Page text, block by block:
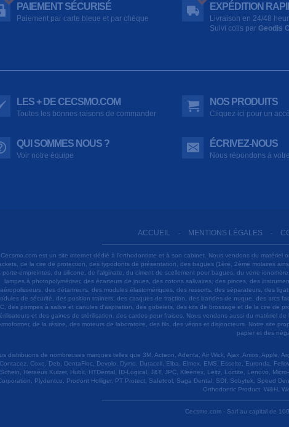
PAIEMENT SÉCURISÉ
Paiement par carte bleue et par chèque
EXPÉDITION
Livraison en 24/48
Suivi colis par Geodis
LES + DE CECSMO.COM
Toutes les bonnes raisons de commander
NOS PRODUITS
Cliquez ici pour un
QUI SOMMES NOUS ?
Voir notre équipe
ÉCRIVEZ-NOUS
Nous répondons à
ACCUEIL - MENTIONS LÉGALES -
Cecsmo.com est un site internet dédié à l'orthodontiste et à son cabinet. Nous vendons du
de la cire de protection, des typodonts de présentation, des bagues (1ère, 2ème molaires
porte-empreintes, du silicone, de l'alginate, du ciment de scellement pour bagues, du verre
lampes à photopolymériser, des écarteurs de joues, des cotons salivaires, des pinces, des
aéropolisseurs, des détartreurs, des modules élastomériques, des ressorts, des séparateurs, des
de sécurité, des position trainers, des casques de traction, des bandes de nuque, des arcs
des pompes à salive et canules d'aspiration, des gobelets, des kits de brossage et de la cire de
et des gaines de stérilisation, des cardes pour fraises. Nous vendons aussi du matériel
de la résine, des moteurs de laboratoire, des fils, des vérins et disjoncteurs. Notre site
papier et des
distribuons de nombreuses marques telles que 3M, Acteon, Adenta, Air Wick, Ajax, Anios, Apple,
Contacez, Coxo, Deb, DentaFloc, Devolo, Dymo, Duracell, Elba, Elmex, EMS, Esselte, Euronda,
Schein, Heraeus Kulzer, Hubit, HTDental, ID-Logical, J&T, JPC, Kleenex, Leitz, Loctite, Lenovo,
Plydentco, Prodont Holliger, PT Protect, Safetool, Saga Dental, SDI, Sobytek, Speed
Orthodontic Product, W&H,
Cecsmo.com - Sarl au capital de